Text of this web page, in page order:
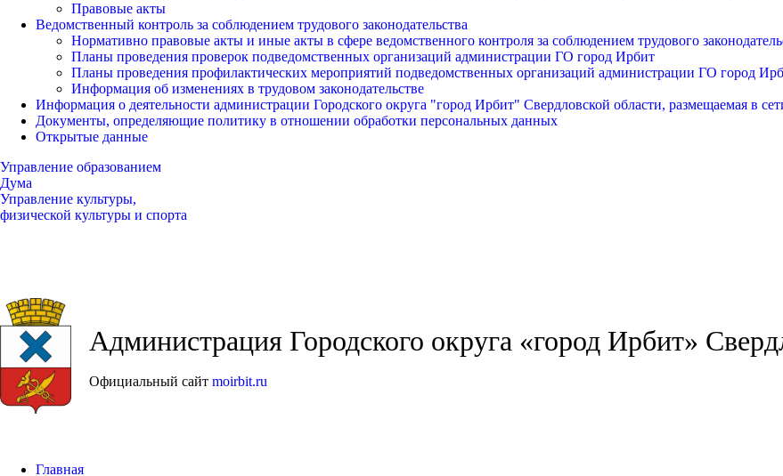
Правовые акты
Ведомственный контроль за соблюдением трудового законодательства
Нормативно правовые акты и иные акты в сфере ведомственного контроля за соблюдением трудового
Планы проведения проверок подведомственных организаций администрации ГО город Ирбит
Планы проведения профилактических мероприятий подведомственных организаций администрации ГО город
Информация об изменениях в трудовом законодательстве
Информация о деятельности администрации Городского округа "город Ирбит" Свердловской области, размещаемая в
Документы, определяющие политику в отношении обработки персональных данных
Открытые данные
Управление образованием
Дума
Управление культуры,
физической культуры и спорта
Администрация Городского округа «город Ирбит»
Официальный сайт moirbit.ru
Главная